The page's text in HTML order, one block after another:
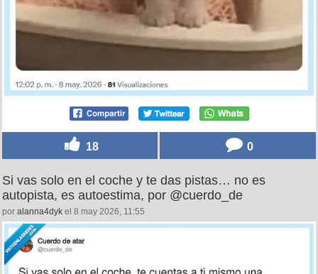
18 0
Si vas solo en el coche y te das pistas… no es
autopista, es autoestima, por @cuerdo_de
por alanna4dyk el 8 may 2026, 11:55